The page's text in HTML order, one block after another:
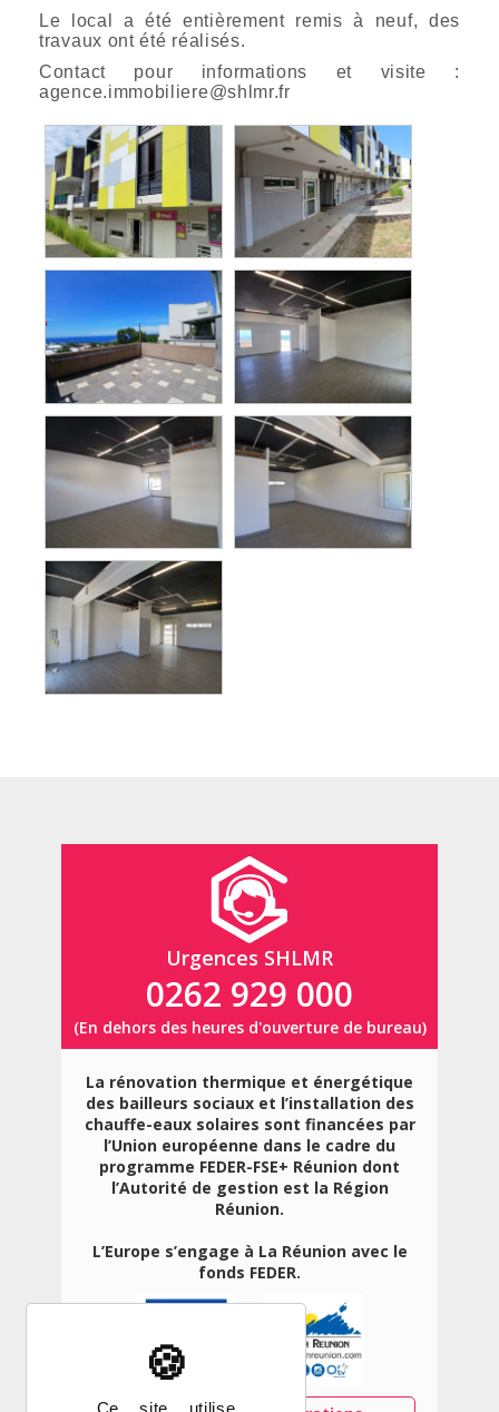
Ce site utilise
Masquer le
Le local a été entièrement remis à neuf, des
travaux ont été réalisés.
Contact pour informations et visite :
agence.immobiliere@shlmr.fr
Urgences SHLMR
0262 929 000
(En dehors des heures d'ouverture de bureau)
La rénovation thermique et énergétique
des bailleurs sociaux et l’installation des
chauffe-eaux solaires sont financées par
l’Union européenne dans le cadre du
programme FEDER-FSE+ Réunion dont
l’Autorité de gestion est la Région
Réunion.
L’Europe s’engage à La Réunion avec le
fonds FEDER.